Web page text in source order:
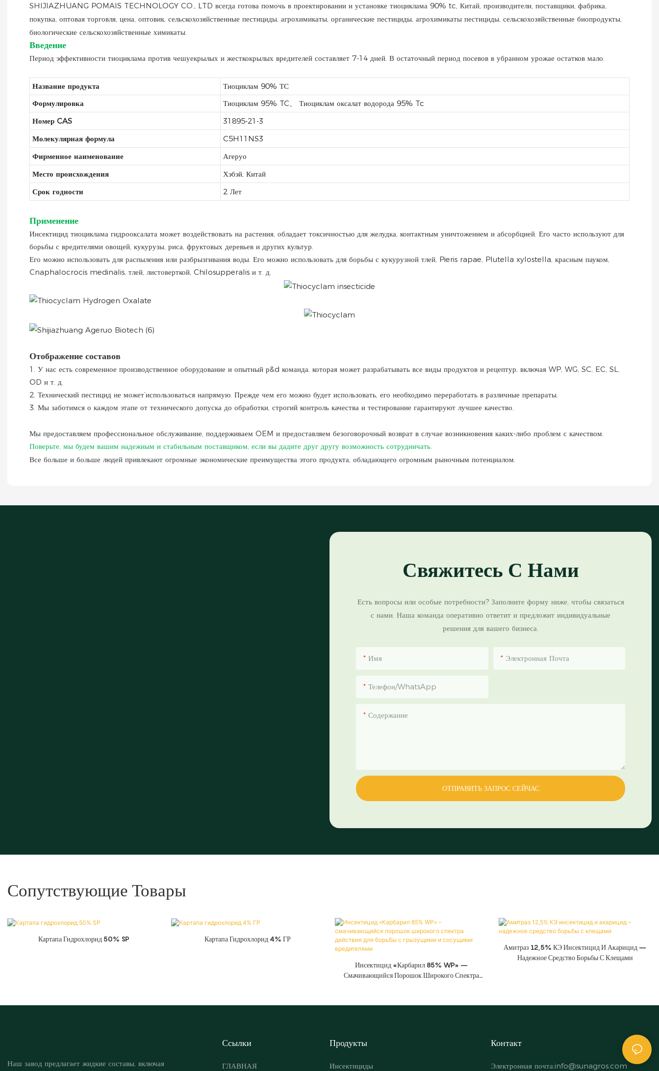
SHIJIAZHUANG POMAIS TECHNOLOGY CO., LTD всегда готова помочь в проектировании и установке тиоциклама 90% tc, Китай, производители, поставщики, фабрика,
покупка, оптовая торговля, цена, оптовик, сельскохозяйственные пестициды, агрохимикаты, органические пестициды, агрохимикаты пестициды, сельскохозяйственные биопродукты,
биологические сельскохозяйственные химикаты.
Введение
Период эффективности тиоциклама против чешуекрылых и жесткокрылых вредителей составляет 7-14 дней. В остаточный период посевов в убранном урожае остатков мало.
Название продукта
Тиоциклам 90% ТС
Формулировка
Тиоциклам 95% TC、 Тиоциклам оксалат водорода 95% Tc
Номер CAS
31895-21-3
Молекулярная формула
C5H11NS3
Фирменное наименование
Агеруо
Место происхождения
Хэбэй, Китай
Срок годности
2 Лет
Применение
Инсектицид тиоциклама гидрооксалата может воздействовать на растения, обладает токсичностью для желудка, контактным уничтожением и абсорбцией. Его часто используют для
борьбы с вредителями овощей, кукурузы, риса, фруктовых деревьев и других культур.
Его можно использовать для распыления или разбрызгивания воды. Его можно использовать для борьбы с кукурузной тлей, Pieris rapae, Plutella xylostella, красным пауком,
Cnaphalocrocis medinalis, тлей, листоверткой, Chilosupperalis и т. д.
Отображение составов
1. У нас есть современное производственное оборудование и опытный р&d команда, которая может разрабатывать все виды продуктов и рецептур, включая WP, WG, SC, EC, SL,
OD и т. д.
2. Технический пестицид не может’использоваться напрямую. Прежде чем его можно будет использовать, его необходимо переработать в различные препараты.
3. Мы заботимся о каждом этапе от технического допуска до обработки, строгий контроль качества и тестирование гарантируют лучшее качество.
Мы предоставляем профессиональное обслуживание, поддерживаем OEM и предоставляем безоговорочный возврат в случае возникновения каких-либо проблем с качеством.
Поверьте, мы будем вашим надежным и стабильным поставщиком, если вы дадите друг другу возможность сотрудничать.
Все больше и больше людей привлекают огромные экономические преимущества этого продукта, обладающего огромным рыночным потенциалом.
Свяжитесь С Нами
Есть вопросы или особые потребности? Заполните форму ниже, чтобы связаться
с нами. Наша команда оперативно ответит и предложит индивидуальные
решения для вашего бизнеса.
Имя Электронная Почта
Телефон/WhatsApp
Содержание
ОТПРАВИТЬ ЗАПРОС СЕЙЧАС
Сопутствующие Товары
Картапа Гидрохлорид 50% SP Картапа Гидрохлорид 4% ГР
Инсектицид «Карбарил 85% WP» –
Смачивающийся Порошок Широкого Спектра
Амитраз 12,5% КЭ Инсектицид И Акарицид –
Надежное Средство Борьбы С Клещами
Наш завод предлагает жидкие составы, включая
Ссылки
ГЛАВНАЯ
Продукты
Инсектициды
Контакт
Электронная почта:info@sunagros.com